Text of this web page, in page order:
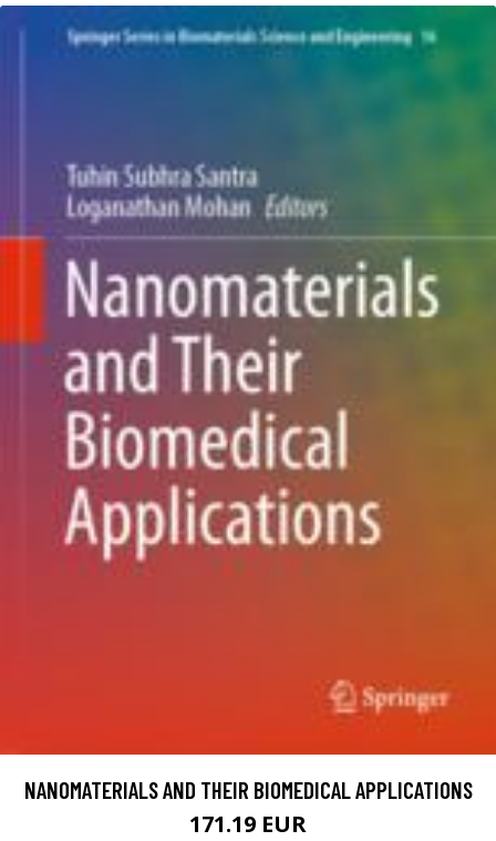
NANOMATERIALS AND THEIR BIOMEDICAL APPLICATIONS
171.19 EUR